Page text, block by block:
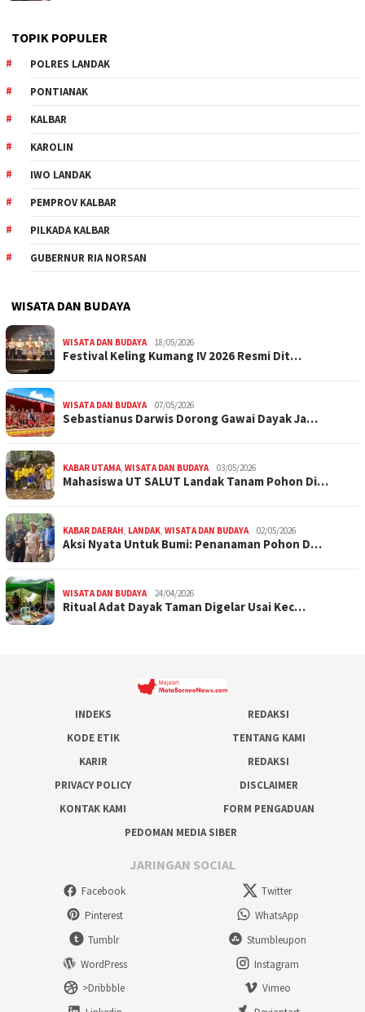
TOPIK POPULER
POLRES LANDAK
PONTIANAK
KALBAR
KAROLIN
IWO LANDAK
PEMPROV KALBAR
PILKADA KALBAR
GUBERNUR RIA NORSAN
WISATA DAN BUDAYA
WISATA DAN BUDAYA 18/05/2026
Festival Keling Kumang IV 2026 Resmi Dit…
WISATA DAN BUDAYA 07/05/2026
Sebastianus Darwis Dorong Gawai Dayak Ja…
KABAR UTAMA, WISATA DAN BUDAYA 03/05/2026
Mahasiswa UT SALUT Landak Tanam Pohon Di…
KABAR DAERAH, LANDAK, WISATA DAN BUDAYA 02/05/2026
Aksi Nyata Untuk Bumi: Penanaman Pohon D…
WISATA DAN BUDAYA 24/04/2026
Ritual Adat Dayak Taman Digelar Usai Kec…
INDEKS
REDAKSI
KODE ETIK
TENTANG KAMI
KARIR
REDAKSI
PRIVACY POLICY
DISCLAIMER
KONTAK KAMI
FORM PENGADUAN
PEDOMAN MEDIA SIBER
JARINGAN SOCIAL
Facebook
Twitter
Pinterest
WhatsApp
Tumblr
Stumbleupon
WordPress
Instagram
>Dribbble
Vimeo